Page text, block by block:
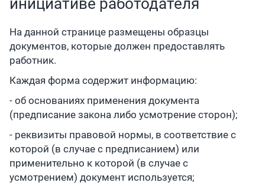
инициативе работодателя
На данной странице размещены образцы
документов, которые должен предоставлять
работник.
Каждая форма содержит информацию:
- об основаниях применения документа
(предписание закона либо усмотрение сторон);
- реквизиты правовой нормы, в соответствие с
которой (в случае с предписанием) или
применительно к которой (в случае с
усмотрением) документ используется;